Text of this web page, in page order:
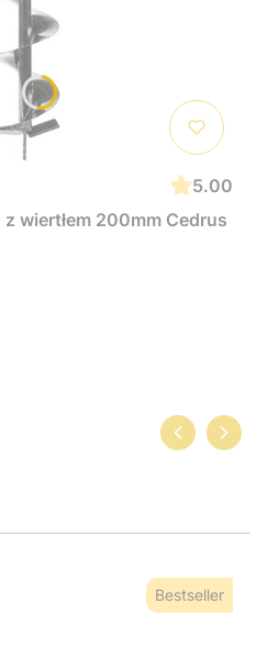
5.00
wiertłem 200mm Cedrus
Bestseller